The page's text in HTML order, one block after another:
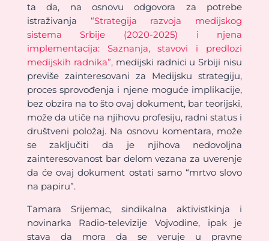
ta da, na osnovu odgovora za potrebe
istraživanja “Strategija razvoja medijskog
sistema Srbije (2020-2025) i njena
implementacija: Saznanja, stavovi i predlozi
medijskih radnika”, medijski radnici u Srbiji nisu
previše zainteresovani za Medijsku strategiju,
proces sprovođenja i njene moguće implikacije,
bez obzira na to što ovaj dokument, bar teorijski,
može da utiče na njihovu profesiju, radni status i
društveni položaj. Na osnovu komentara, može
se zaključiti da je njihova nedovoljna
zainteresovanost bar delom vezana za uverenje
da će ovaj dokument ostati samo “mrtvo slovo
na papiru”.
Tamara Srijemac, sindikalna aktivistkinja i
novinarka Radio-televizije Vojvodine, ipak je
stava da mora da se veruje u pravne